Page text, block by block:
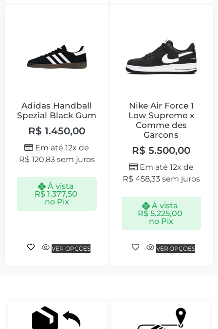
Adidas Handball
Spezial Black Gum
R$ 1.450,00
Em até 12x de
R$ 120,83sem juros
À vista
R$1.377,50
no Pix
VER OPÇÕES
Nike Air Force 1
Low Supreme x
Comme des
Garcons
R$ 5.500,00
Em até 12x de
R$ 458,33sem juros
À vista
R$ 5.225,00
no Pix
VER OPÇÕES